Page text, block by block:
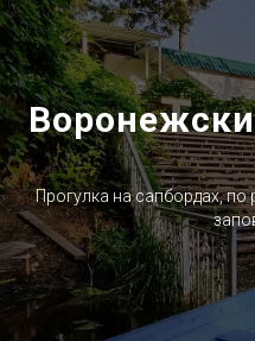
Прогулка на сапбордах, по